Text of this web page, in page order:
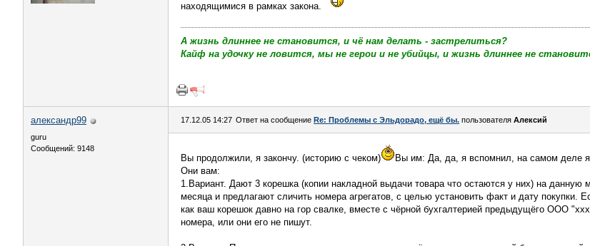
находящимися в рамках закона.
А жизнь длиннее не становится, и чё нам делать - застрелиться?
Кайф на удочку не ловится, мы не герои и не убийцы, и жизнь длиннее не
александр99
guru
Сообщений: 9148
17.12.05 14:27 Ответ на сообщение Re: Проблемы с Эльдорадо, ещё бы. пользователя Алексий
Вы продолжили, я закончу. (историю с чеком)
Вы им: Да, да, я вспомнил, на самом деле
Они вам:
1.Вариант. Дают 3 корешка (копии накладной выдачи товара что остаются у них) на данную
месяца и предлагают сличить номера агрегатов, с целью установить факт и дату покупки.
как ваш корешок давно на гор свалке, вместе с чёрной бухгалтерией предыдущёго ООО
номера, или они его не пишут.